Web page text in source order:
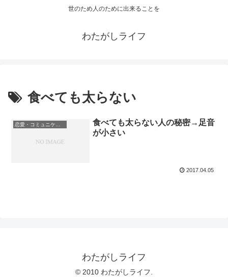
世のため人のために出来ることを
わたがしライフ
食べても太らない
食べても太らない人の秘密→足音
が小さい
2017.04.05
わたがしライフ
© 2010 わたがしライフ.